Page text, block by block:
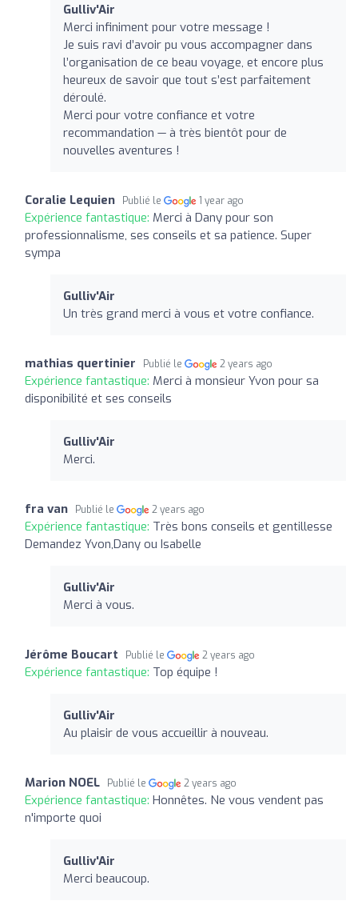
Gulliv'Air
Merci infiniment pour votre message !
Je suis ravi d’avoir pu vous accompagner dans
l’organisation de ce beau voyage, et encore plus
heureux de savoir que tout s’est parfaitement
déroulé.
Merci pour votre confiance et votre
recommandation — à très bientôt pour de
nouvelles aventures !
Coralie Lequien Publié le 1 year ago
Expérience fantastique: Merci à Dany pour son
professionnalisme, ses conseils et sa patience. Super
sympa
Gulliv'Air
Un très grand merci à vous et votre confiance.
mathias quertinier Publié le 2 years ago
Expérience fantastique: Merci à monsieur Yvon pour sa
disponibilité et ses conseils
Gulliv'Air
Merci.
fra van Publié le 2 years ago
Expérience fantastique: Très bons conseils et gentillesse
Demandez Yvon,Dany ou Isabelle
Gulliv'Air
Merci à vous.
Jérôme Boucart Publié le 2 years ago
Expérience fantastique: Top équipe !
Gulliv'Air
Au plaisir de vous accueillir à nouveau.
Marion NOEL Publié le 2 years ago
Expérience fantastique: Honnêtes. Ne vous vendent pas
n'importe quoi
Gulliv'Air
Merci beaucoup.